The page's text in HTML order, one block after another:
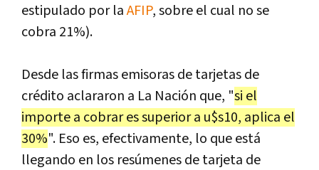
estipulado por laAFIP, sobre el cual no se
cobra 21%).
Desde las firmas emisoras de tarjetas de
crédito aclararon a La Nación que, "si el
importe a cobrar es superior a u$s10, aplica el
30%". Eso es, efectivamente, lo que está
llegando en los resúmenes de tarjeta de